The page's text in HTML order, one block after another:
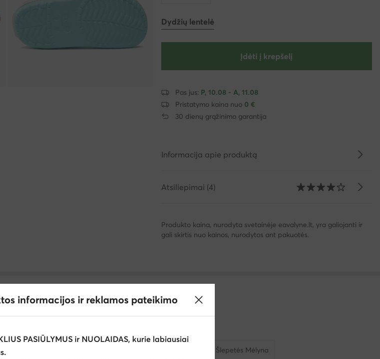
Dydžių lentelė
Įdėti į krepšelį
Pas jus: P, 10.08 - A, 11.08
Pristatymo kaina nuo 0 €
30 dienų grąžinimo garantija
Informacija apie produktą
Atsiliepimai (4)
Produkto kaina, nurodyta svetainėje eavalyne.lt, yra galiojanti ir
gali skirtis nuo kainos, nurodytos ant pakuotės.
mergaitėms Crocs Šlepetės Mėlyna
informacijos ir reklamos pateikimo
PASIŪLYMUS ir NUOLAIDAS, kurie labiausiai